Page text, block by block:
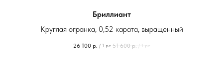
Бриллиант
Круглая огранка, 0,52 карата, выращенный
26 100 р. / 1 pc 51 600 р. / 1 pc